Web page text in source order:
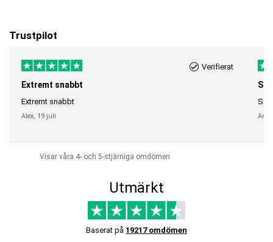
Trustpilot
Verifierat
Extremt snabbt
Extremt snabbt
Alex, 19 juli
Visar våra 4- och 5-stjärniga omdömen
Utmärkt
Baserat på 19217 omdömen